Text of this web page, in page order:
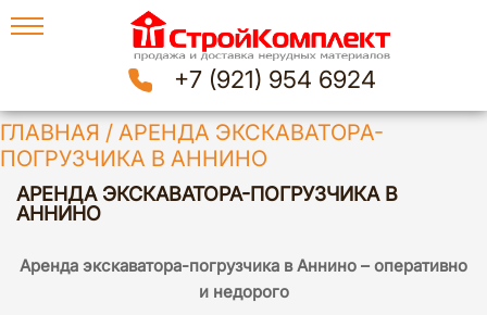
+7 (921) 954 6924
ГЛАВНАЯ / АРЕНДА ЭКСКАВАТОРА-
ПОГРУЗЧИКА В АННИНО
АРЕНДА ЭКСКАВАТОРА-ПОГРУЗЧИКА В
АННИНО
Аренда экскаватора-погрузчика в Аннино – оперативно
и недорого